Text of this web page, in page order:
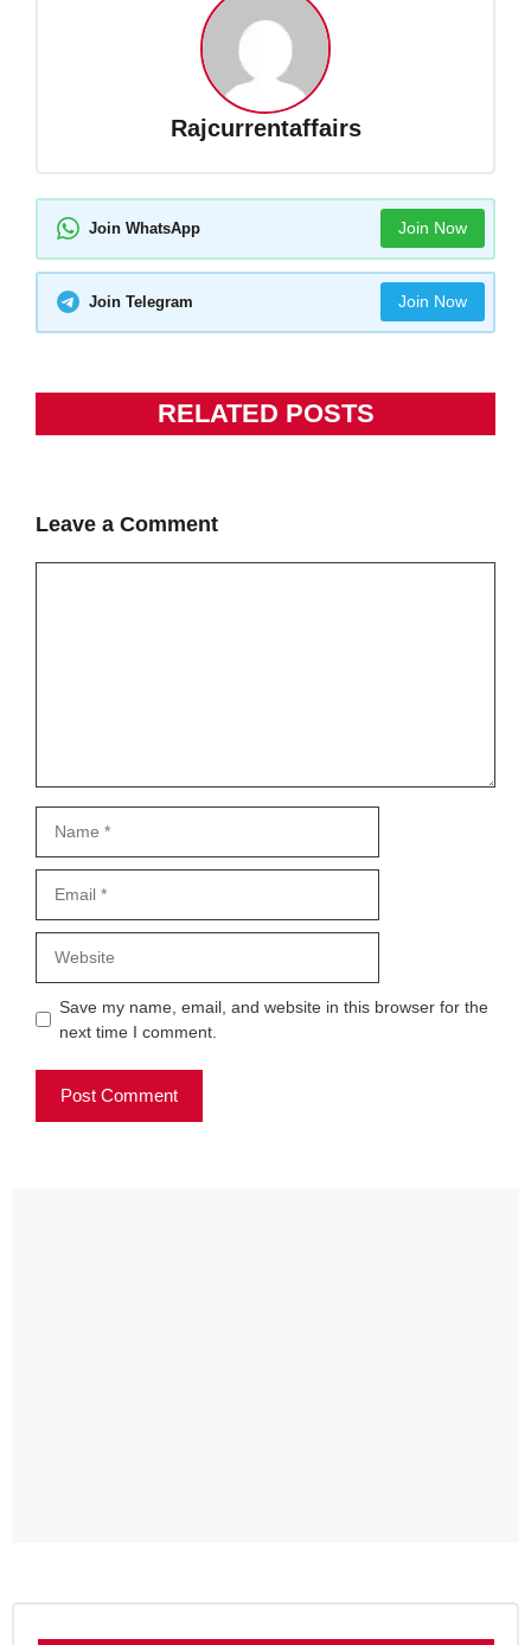
Rajcurrentaffairs
Join WhatsApp Join Now
Join Telegram Join Now
RELATED POSTS
Leave a Comment
Save my name, email, and website in this browser for the
next time I comment.